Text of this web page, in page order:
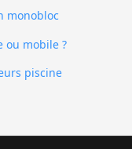
monobloc
ou mobile ?
piscine